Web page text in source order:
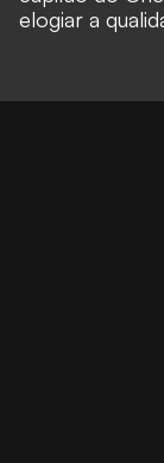
elogiar a